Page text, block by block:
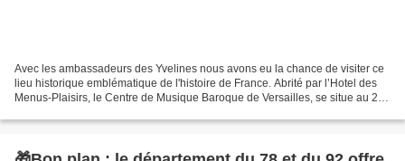
Avec les ambassadeurs des Yvelines nous avons eu la chance de visiter ce
lieu historique emblématique de l'histoire de France. Abrité par l’Hotel des
Menus-Plaisirs, le Centre de Musique Baroque de Versailles, se situe au 22